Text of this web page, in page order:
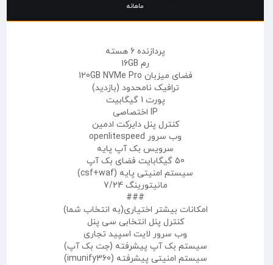
ماهانه
پردازنده 6 هسته
رم 16GB
فضای میزبان 120GB NVMe Pro
ترافیک نامحدود (بازدید)
پورت 1 گیگابیت
IP اختصاصی
کنترل پنل دایرکت ادمین
وب سرور openlitespeed
سرویس بک آپ پایه
50 گیگابایت فضای بک آپ
سیستم امنیتی پایه (csf+waf)
مانیتورینگ 7/24
###
امکانات بیشتر اختیاری(به انتخاب شما)
کنترل پنل انتخابی سی پنل
وب سرور لایت اسپید تجاری
سیستم بک آپ پیشرفته (جت بک آپ)
سیستم امنیتی پیشرفته (imunify360)